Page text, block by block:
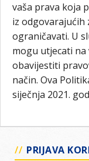
vaša prava koja
iz odgovarajućih
ograničavati. U
mogu utjecati na
obavijestiti
način. Ova
siječnja 2021.
PRIJAVA